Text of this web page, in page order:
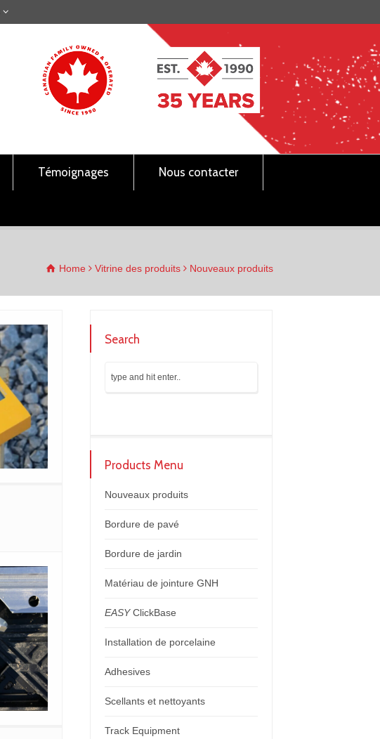
Témoignages Nous contacter
Home Vitrine des produits Nouveaux produits
Search
Products Menu
Nouveaux produits
Bordure de pavé
Bordure de jardin
Matériau de jointure GNH
EASYClickBase
Installation de porcelaine
Adhesives
Scellants et nettoyants
Track Equipment